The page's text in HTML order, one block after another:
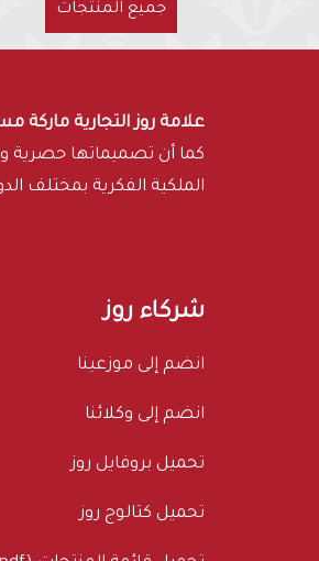
جميع المنتجات
علامة روز التجارية ماركة
كما أن تصميماتها
الملكية الفكرية بمختلف
شركاء روز
انضم إلى موزعينا
انضم إلى وكلائنا
تحميل بروفايل روز
تحميل كتالوج روز